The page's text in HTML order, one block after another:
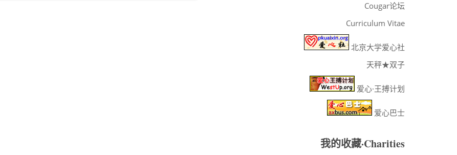
Cougar论坛
Curriculum Vitae
北京大学爱心社
天秤★双子
爱心·王搏计划
爱心巴士
我的收藏·Charities